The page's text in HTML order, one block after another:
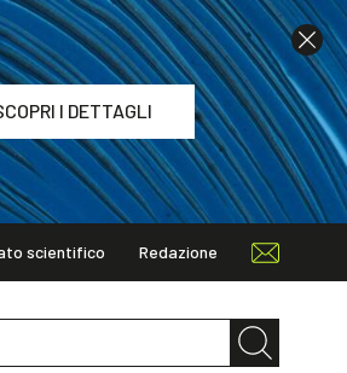
I DETTAGLI
scientifico Redazione